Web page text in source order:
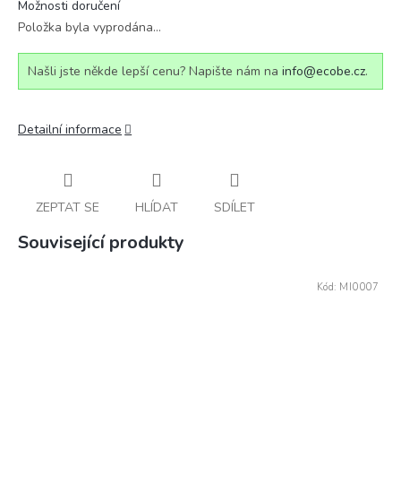
Možnosti doručení
Položka byla vyprodána…
Našli jste někde lepší cenu? Napište nám na info@ecobe.cz.
Detailní informace
ZEPTAT SE HLÍDAT SDÍLET
Související produkty
Kód: MI0007